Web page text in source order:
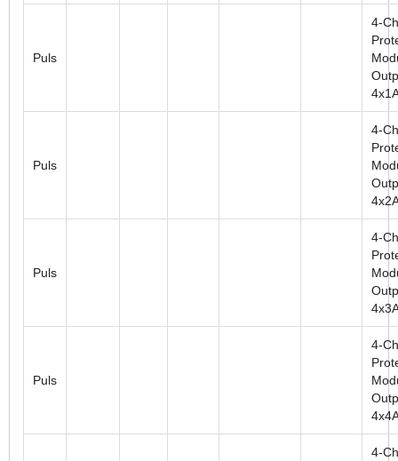
Puls
4-
Puls
4-
Puls
4-
Puls
4-
4-